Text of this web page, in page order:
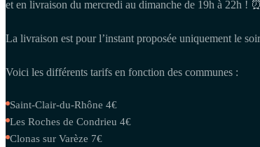
et en livraison du mercredi au dimanche de 19h à 22h ! ⏰
La livraison est pour l’instant proposée uniquement le
Voici les différents tarifs en fonction des communes :
Saint-Clair-du-Rhône 4€
Les Roches de Condrieu 4€
Clonas sur Varèze 7€